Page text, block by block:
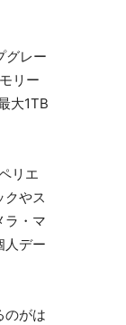
グレー
リー
大1TB
リエ
クやス
ラ・マ
人デー
のがは